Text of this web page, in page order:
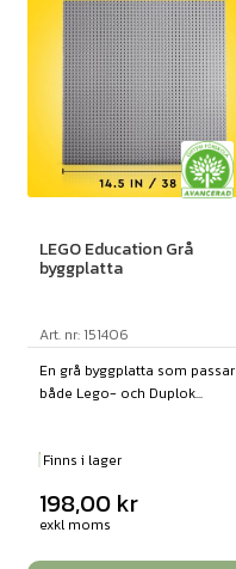
LEGO Education Grå
byggplatta
Art. nr: 151406
En grå byggplatta som passar
både Lego- och Duplok...
Finns i lager
198,00 kr
exkl moms